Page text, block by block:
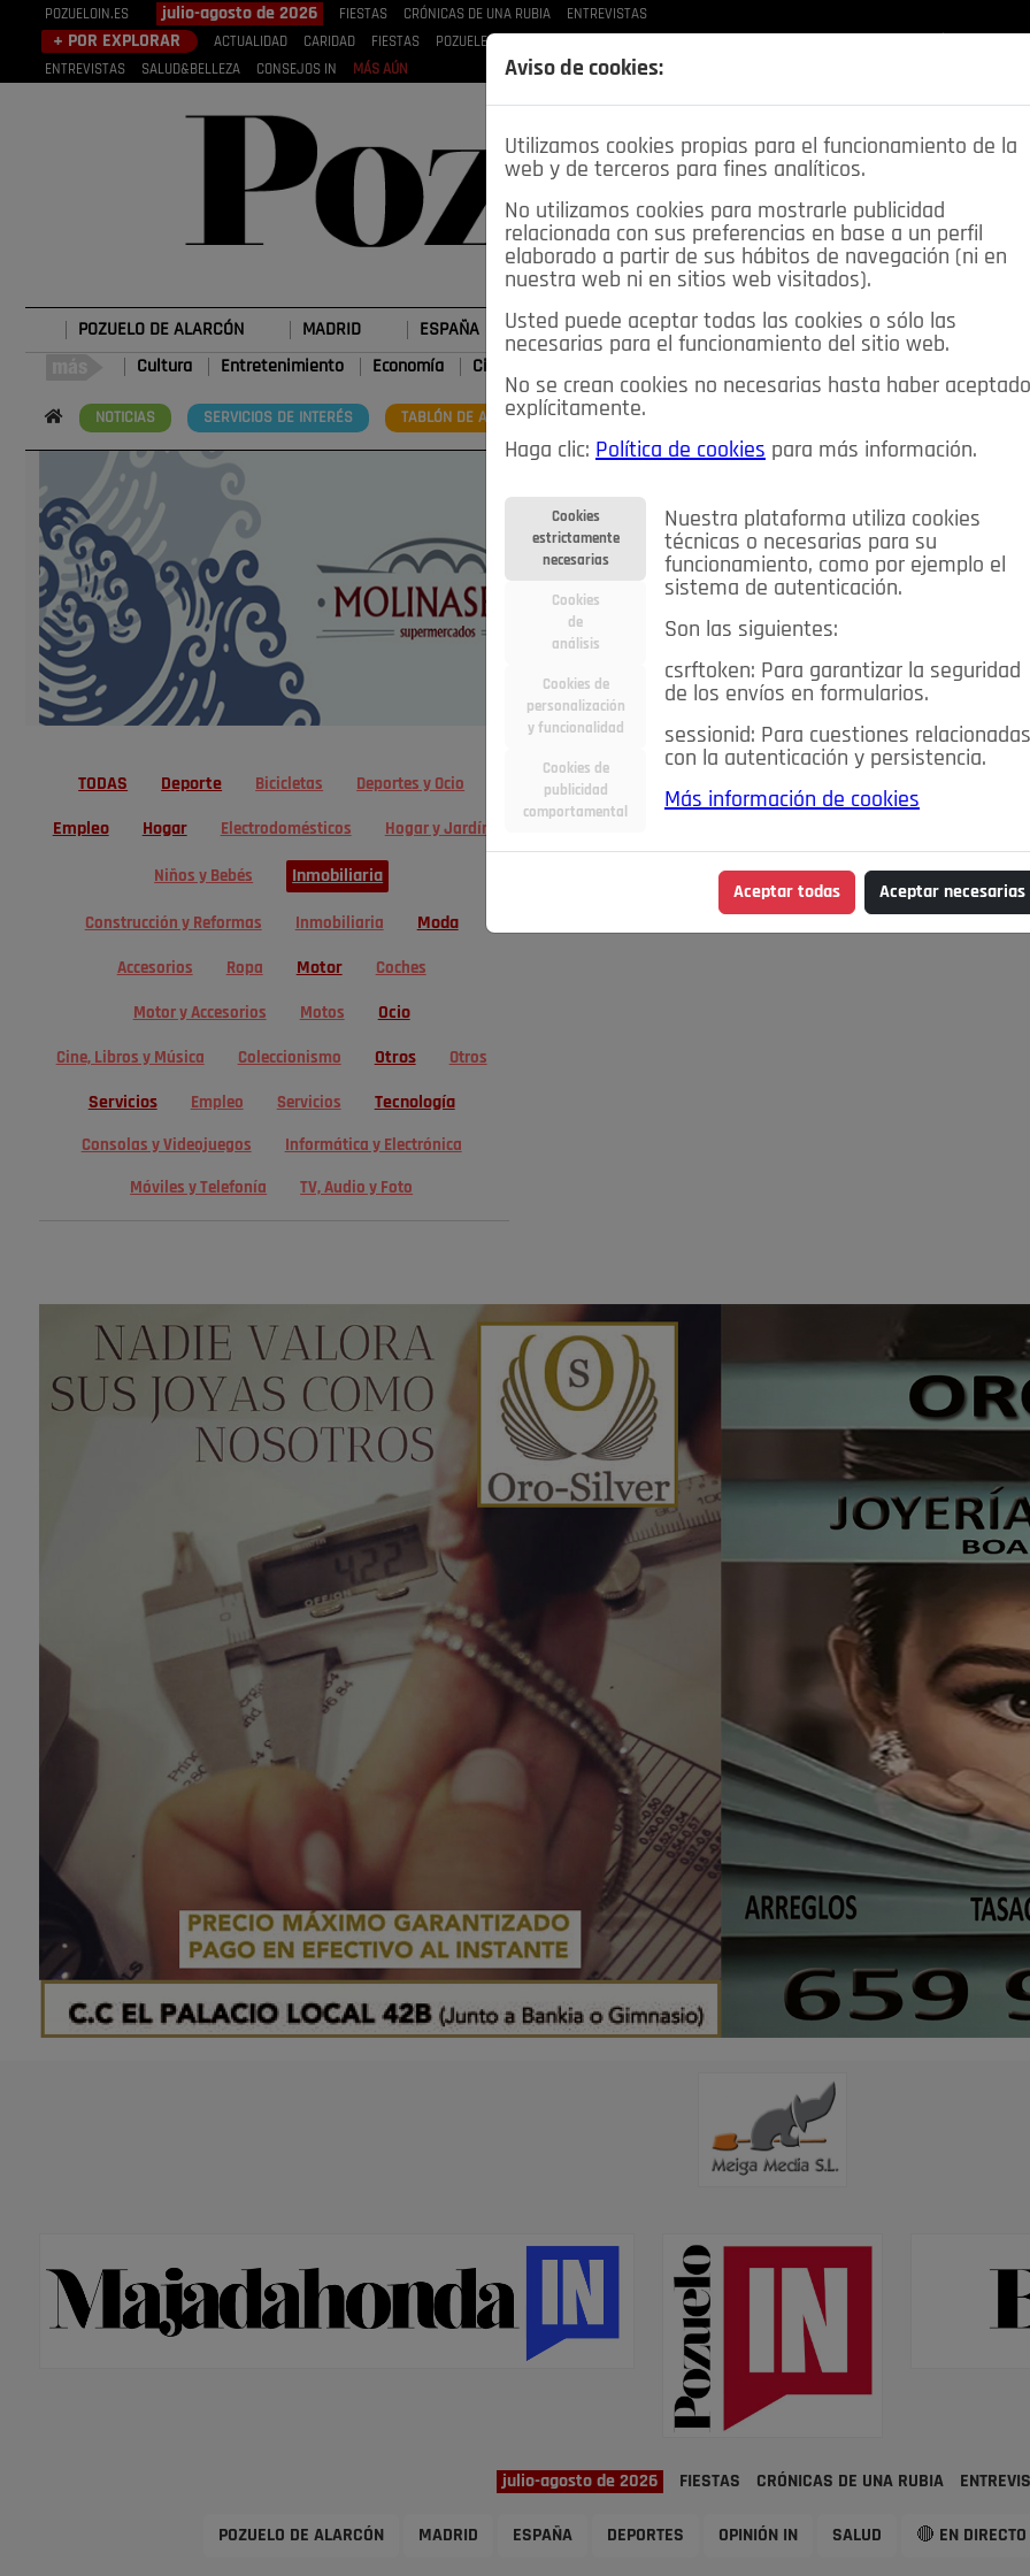
POZUELOIN.ES julio-agosto de 2026 FIESTAS CRÓNICAS DE UNA RUBIA ENTREVISTAS
+ POR EXPLORAR ACTUALIDAD CARIDAD FIESTAS POZUELEROS
ENTREVISTAS
SALUD&BELLEZA CONSEJOS IN MÁS AÚN
POZUELO DE ALARCÓN MADRID ESPAÑA DEPORTES OPINIÓN IN SALUD 🔴 EN DIRECTO
Cultura Entretenimiento Economía Ciencia&Tecnología
NOTICIAS SERVICIOS DE INTERÉS TABLÓN DE ANUNCIOS MIS ANUNCIOS
TODAS Deporte Bicicletas Deportes y Ocio
Empleo Hogar Electrodomésticos Hogar y Jardín
Niños y Bebés Inmobiliaria
Construcción y Reformas Inmobiliaria Moda
Accesorios Ropa Motor Coches
Motor y Accesorios Motos Ocio
Cine, Libros y Música Coleccionismo Otros Otros
Servicios Empleo Servicios Tecnología
Consolas y Videojuegos Informática y Electrónica
Móviles y Telefonía TV, Audio y Foto
Aviso de cookies:
Utilizamos cookies propias para el funcionamiento de la
web y de terceros para fines analíticos.
No utilizamos cookies para mostrarle publicidad
relacionada con sus preferencias en base a un perfil
elaborado a partir de sus hábitos de navegación (ni en
nuestra web ni en sitios web visitados).
Usted puede aceptar todas las cookies o sólo las
necesarias para el funcionamiento del sitio web.
No se crean cookies no necesarias hasta haber aceptado
explícitamente.
Haga clic: Política de cookies para más información.
Cookies
estrictamente
necesarias
Cookies
de
análisis
Cookies de
personalización
y funcionalidad
Cookies de
publicidad
comportamental
Nuestra plataforma utiliza cookies
técnicas o necesarias para su
funcionamiento, como por ejemplo el
sistema de autenticación.
Son las siguientes:
csrftoken: Para garantizar la seguridad
de los envíos en formularios.
sessionid: Para cuestiones relacionadas
con la autenticación y persistencia.
Más información de cookies
Aceptar todas Aceptar necesarias
julio-agosto de 2026 FIESTAS CRÓNICAS DE UNA RUBIA
POZUELO DE ALARCÓN MADRID ESPAÑA DEPORTES OPINIÓN IN SALUD 🔴 EN DIRECTO